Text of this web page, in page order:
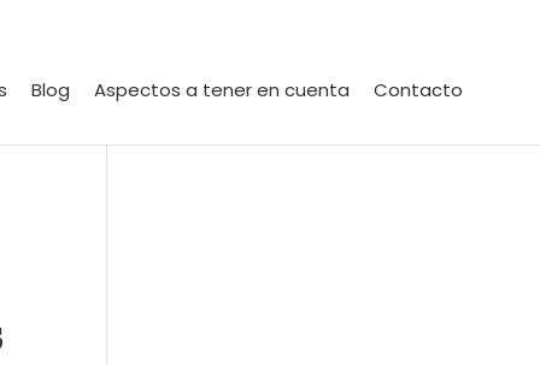
Blog Aspectos a tener en cuenta Contacto